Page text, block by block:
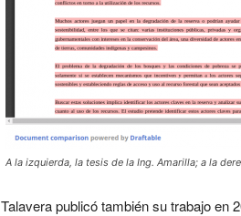
A la izquierda, la tesis de la Ing. Amarilla; a la
Talavera publicó también su trabajo en